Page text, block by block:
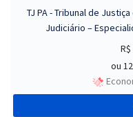
TJ PA - Tribunal de
Judiciário –
ou